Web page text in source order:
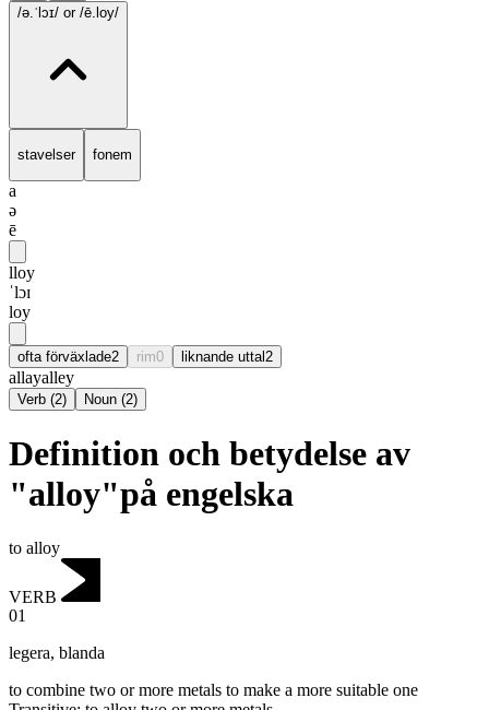
/ə.ˈlɔɪ/ or /ē.loy/
stavelser fonem
a
ə
ē
lloy
ˈlɔɪ
loy
ofta förväxlade2 rim0 liknande uttal2
allayalley
Verb (2) Noun (2)
Definition och betydelse av
"alloy"på engelska
to alloy
VERB
01
legera, blanda
to combine two or more metals to make a more suitable one